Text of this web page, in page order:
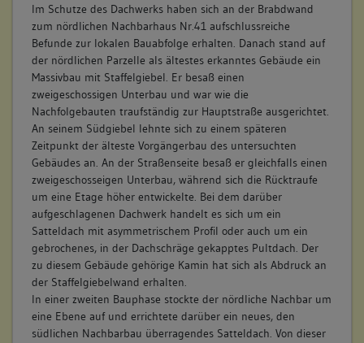
Im Schutze des Dachwerks haben sich an der Brabdwand
zum nördlichen Nachbarhaus Nr.41 aufschlussreiche
Befunde zur lokalen Bauabfolge erhalten. Danach stand auf
der nördlichen Parzelle als ältestes erkanntes Gebäude ein
Massivbau mit Staffelgiebel. Er besaß einen
zweigeschossigen Unterbau und war wie die
Nachfolgebauten traufständig zur Hauptstraße ausgerichtet.
An seinem Südgiebel lehnte sich zu einem späteren
Zeitpunkt der älteste Vorgängerbau des untersuchten
Gebäudes an. An der Straßenseite besaß er gleichfalls einen
zweigeschosseigen Unterbau, während sich die Rücktraufe
um eine Etage höher entwickelte. Bei dem darüber
aufgeschlagenen Dachwerk handelt es sich um ein
Satteldach mit asymmetrischem Profil oder auch um ein
gebrochenes, in der Dachschräge gekapptes Pultdach. Der
zu diesem Gebäude gehörige Kamin hat sich als Abdruck an
der Staffelgiebelwand erhalten.
In einer zweiten Bauphase stockte der nördliche Nachbar um
eine Ebene auf und errichtete darüber ein neues, den
südlichen Nachbarbau überragendes Satteldach. Von dieser